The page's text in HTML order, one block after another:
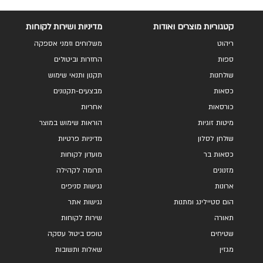
קטגוריות מוצרים ואודות
ריהוט
ספות
שולחנות
כסאות
כורסאות
מיטות זוגיות
שולחן לסלון
כסאות בר
מזנונים
ארונות
הום סטיילינג ומתנות
תאורה
שטיחים
מגזין
מדיניות ושירות לקוחות
משלוחים וזמני אספקה
החזרות וביטולים
תקנון ותנאי שימוש
מבצעים-תקנונים
אחריות
הוראות שימוש במוצר
מדיניות פרטיות
מועדון לקוחות
תרומה לקהילה
נגישות סניפים
נגישות אתר
שירות לקוחות
טופס ביטול עסקה
שאלות ותשובות